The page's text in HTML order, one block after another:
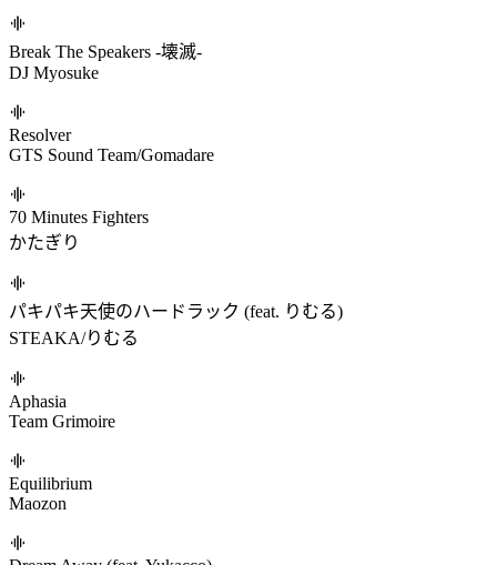
疾風怒濤 (Long Version)
xi
おくすり飲んで寝よう (feat. 初音ミク)
もちうつね/初音ミク
THE EARTH (feat. amelie xoxo)
II-L/amelie xoxo
彼方へ、名もなき海辺より
打打だいず/月乃
可愛い党所信表明
nogi
Break The Speakers -壊滅-
DJ Myosuke
Resolver